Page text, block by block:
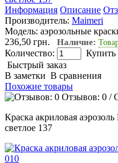
Информация Описание
Производитель: Maimeri
Модель: аэрозольные
236,50 грн. Наличие:
Количество:
Купить
Быстрый заказ
В заметки В сравнения
Похожие товары
Отзывов: 0 /
Краска акриловая
светлое 137